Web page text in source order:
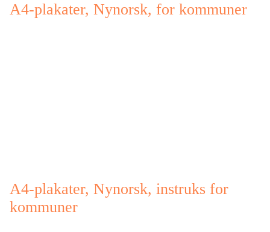
A4-plakater, Nynorsk, for kommuner
A4-plakater, Nynorsk, instruks for
kommuner